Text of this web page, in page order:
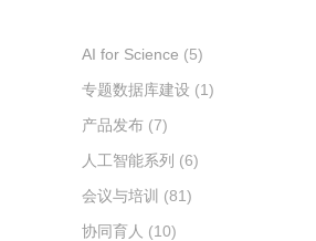
AI for Science (5)
专题数据库建设 (1)
产品发布 (7)
人工智能系列 (6)
会议与培训 (81)
协同育人 (10)